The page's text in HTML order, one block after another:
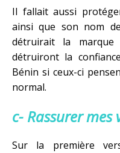
Il fallait aussi
ainsi que son nom
détruirait la
détruiront la
Bénin si ceux-ci
normal.
c- Rassurer
Sur la première